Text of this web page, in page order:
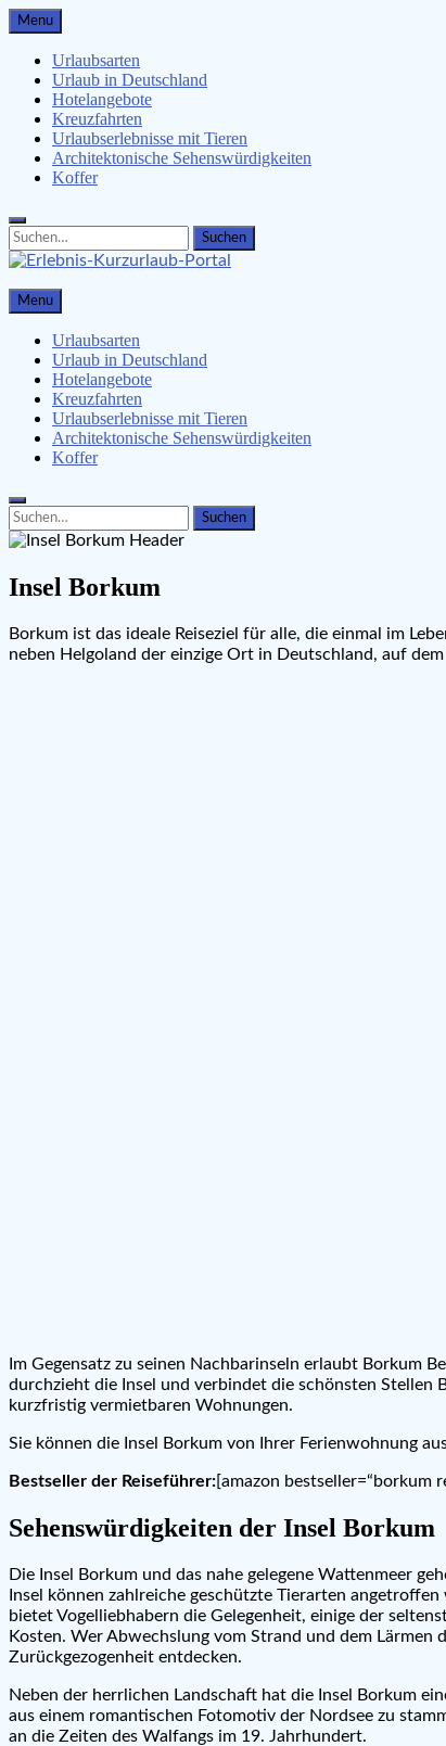
Skip
to
content
Menu
Urlaubsarten
Urlaub in Deutschland
Hotelangebote
Kreuzfahrten
Urlaubserlebnisse mit Tieren
Architektonische Sehenswürdigkeiten
Koffer
Search
for:
Search
Erlebnis-Kurzurlaub-Portal
Urlaubsangebote, Erlebnisse & mehr
Menu
Urlaubsarten
Urlaub in Deutschland
Hotelangebote
Kreuzfahrten
Urlaubserlebnisse mit Tieren
Architektonische Sehenswürdigkeiten
Koffer
Search
for:
Search
Insel Borkum
Borkum ist das ideale Reiseziel für alle, die einmal im
neben Helgoland der einzige Ort in Deutschland, auf
Im Gegensatz zu seinen Nachbarinseln erlaubt Borkum
durchzieht die Insel und verbindet die schönsten Stellen
kurzfristig vermietbaren Wohnungen.
Sie können die Insel Borkum von Ihrer Ferienwohnung
Bestseller der Reiseführer:[amazon bestseller=“borkum
Sehenswürdigkeiten der Insel Borkum
Die Insel Borkum und das nahe gelegene Wattenmeer
Insel können zahlreiche geschützte Tierarten
bietet Vogelliebhabern die Gelegenheit, einige der
Kosten. Wer Abwechslung vom Strand und dem
Zurückgezogenheit entdecken.
Neben der herrlichen Landschaft hat die Insel Borkum
aus einem romantischen Fotomotiv der Nordsee zu
an die Zeiten des Walfangs im 19. Jahrhundert.